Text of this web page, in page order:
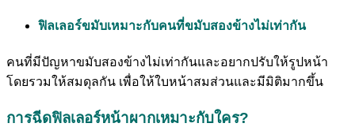
ฟิลเลอร์ขมับเหมาะกับคนที่ขมับสองข้างไม่เท่ากัน
คนที่มีปัญหาขมับสองข้างไม่เท่ากันและอยากปรับให้รูปหน้า
โดยรวมให้สมดุลกัน เพื่อให้ใบหน้าสมส่วนและมีมิติมากขึ้น
การฉีดฟิลเลอร์หน้าผากเหมาะกับใคร?